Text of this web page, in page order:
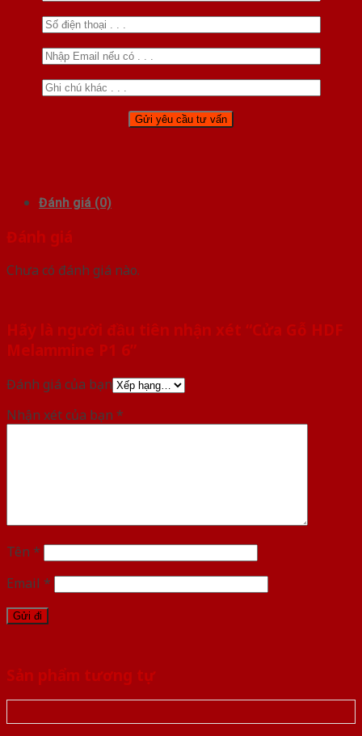
Đánh giá (0)
Đánh giá
Chưa có đánh giá nào.
Hãy là người đầu tiên nhận xét “Cửa Gỗ HDF
Melammine P1 6”
Đánh giá của bạn
Nhận xét của bạn *
Tên *
Email *
Sản phẩm tương tự